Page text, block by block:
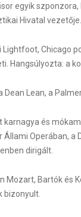
egyik
Hivatal vezetője.
Lightfoot, Chicago
Hangsúlyozta: a
Lean, a
karnagya és
Operában, a
dirigált.
Mozart, Bartók és
bizonyult.